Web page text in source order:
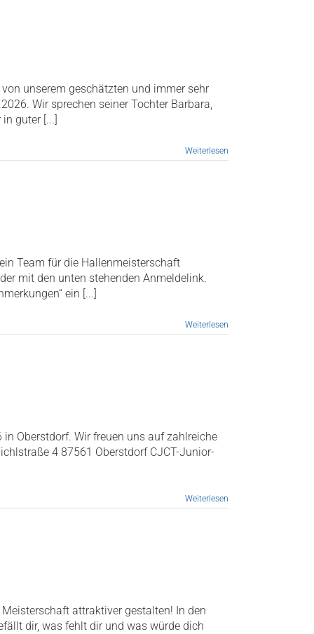
unserem geschätzten und immer sehr
Wir sprechen seiner Tochter Barbara,
guter [...]
Weiterlesen
Team für die Hallenmeisterschaft
mit den unten stehenden Anmeldelink.
ein [...]
Weiterlesen
Oberstdorf. Wir freuen uns auf zahlreiche
4 87561 Oberstdorf CJCT-Junior-
Weiterlesen
attraktiver gestalten! In den
dir, was fehlt dir und was würde dich